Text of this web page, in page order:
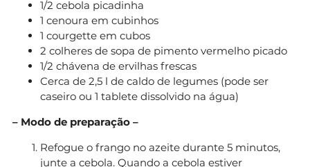
1/2 cebola picadinha
1 cenoura em cubinhos
1 courgette em cubos
2 colheres de sopa de pimento vermelho picado
1/2 chávena de ervilhas frescas
Cerca de 2,5 l de caldo de legumes (pode ser
caseiro ou 1 tablete dissolvido na água)
– Modo de preparação –
Refogue o frango no azeite durante 5 minutos,
junte a cebola. Quando a cebola estiver